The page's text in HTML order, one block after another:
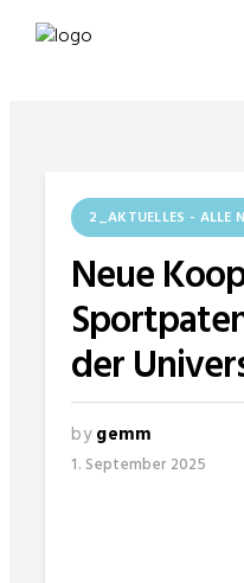
2_AKTUELLES - ALLE
Neue
der
bygemm
1. September 2025